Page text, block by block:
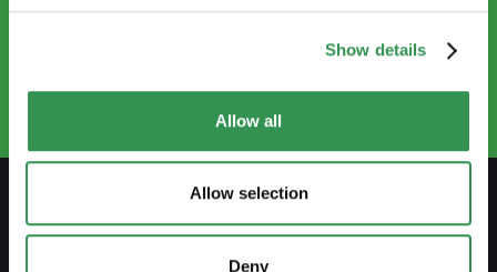
Show details
Allow all
Allow selection
Deny
Prendre rendez-vous
SE PRÉPARER